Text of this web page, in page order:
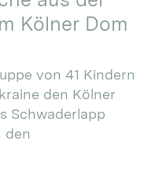
Kölner Dom
von 41 Kindern
den Kölner
Schwaderlapp
den